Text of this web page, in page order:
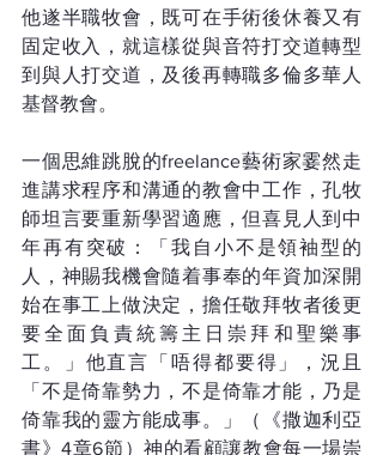
他遂半職牧會，既可在手術後休養又有
固定收入，就這樣從與音符打交道轉型
到與人打交道，及後再轉職多倫多華人
基督教會。
一個思維跳脫的freelance藝術家霎然走
進講求程序和溝通的教會中工作，孔牧
師坦言要重新學習適應，但喜見人到中
年再有突破：「我自小不是領袖型的
人，神賜我機會隨着事奉的年資加深開
始在事工上做決定，擔任敬拜牧者後更
要全面負責統籌主日崇拜和聖樂事
工。」他直言「唔得都要得」，況且
「不是倚靠勢力，不是倚靠才能，乃是
倚靠我的靈方能成事。」（《撒迦利亞
書》4章6節）神的看顧讓教會每一場崇